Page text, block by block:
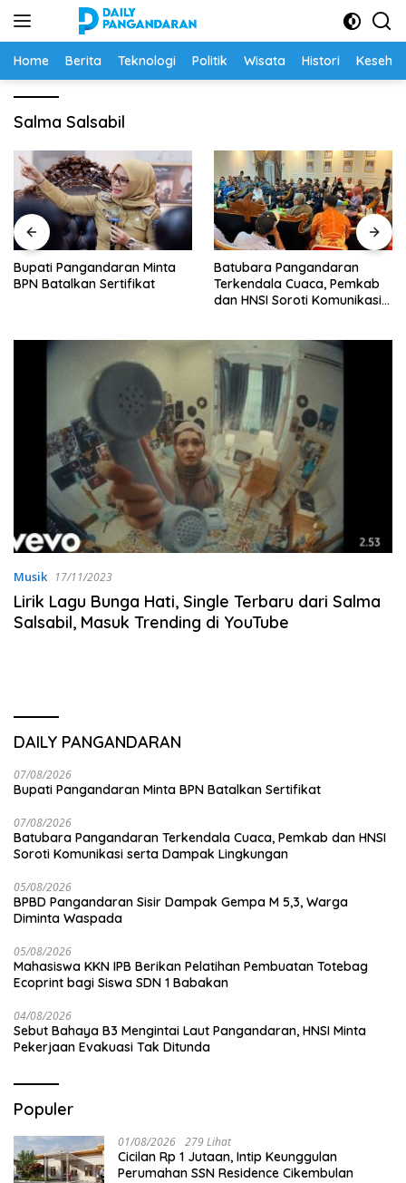
Home Berita Teknologi Politik Wisata Histori
Salma Salsabil
Batubara Pangandaran
Terkendala Cuaca, Pemkab
dan HNSI Soroti Komunikasi
BPBD Pangandaran
Dampak Gempa M 5,3,
Warga Diminta
Musik 17/11/2023
Lirik Lagu Bunga Hati, Single Terbaru dari Salma
Salsabil, Masuk Trending di YouTube
DAILY PANGANDARAN
07/08/2026
Bupati Pangandaran Minta BPN Batalkan Sertifikat
07/08/2026
Batubara Pangandaran Terkendala Cuaca, Pemkab dan HNSI
Soroti Komunikasi serta Dampak Lingkungan
05/08/2026
BPBD Pangandaran Sisir Dampak Gempa M 5,3, Warga
Diminta Waspada
05/08/2026
Mahasiswa KKN IPB Berikan Pelatihan Pembuatan Totebag
Ecoprint bagi Siswa SDN 1 Babakan
04/08/2026
Sebut Bahaya B3 Mengintai Laut Pangandaran, HNSI Minta
Pekerjaan Evakuasi Tak Ditunda
Populer
01/08/2026 279 Lihat
Cicilan Rp 1 Jutaan, Intip Keunggulan
Perumahan SSN Residence Cikembulan